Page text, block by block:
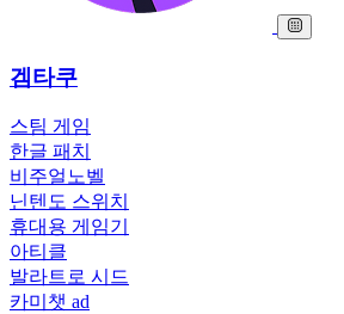
겜타쿠
스팀 게임
한글 패치
비주얼노벨
닌텐도 스위치
휴대용 게임기
아티클
발라트로 시드
카미챗 ad